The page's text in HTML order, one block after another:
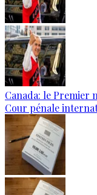
Canada: le Premier
Cour pénale